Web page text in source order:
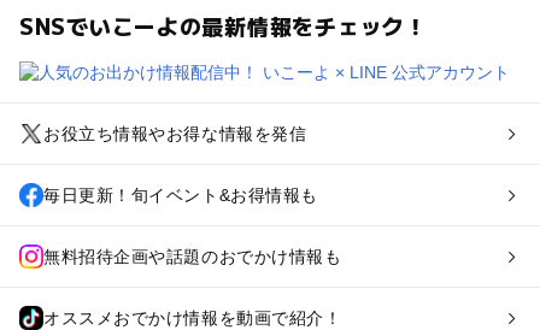
SNSでいこーよの最新情報をチェック！
お役立ち情報やお得な情報を発信
毎日更新！旬イベント&お得情報も
無料招待企画や話題のおでかけ情報も
オススメおでかけ情報を動画で紹介！